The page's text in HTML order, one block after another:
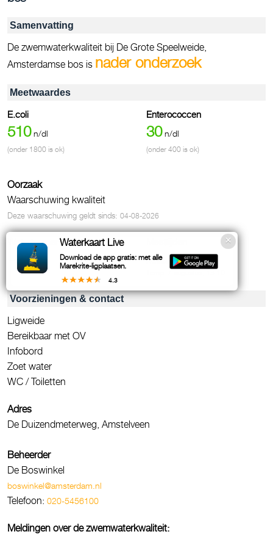
Samenvatting
De zwemwaterkwaliteit bij De Grote Speelweide,
Amsterdamse bos is nader onderzoek
Meetwaardes
E.coli
510 n/dl
(onder 1800 is ok)
Enterococcen
30 n/dl
(onder 400 is ok)
Oorzaak
Waarschuwing kwaliteit
Deze waarschuwing geldt sinds: 04-08-2026
Watertemperatuur
~23 °C
Kwaliteit: 20-07-2026
Voorzieningen & contact
Ligweide
Bereikbaar met OV
Infobord
Zoet water
WC / Toiletten
Adres
De Duizendmeterweg, Amstelveen
Beheerder
De Boswinkel
boswinkel@amsterdam.nl
Telefoon: 020-5456100
Meldingen over de zwemwaterkwaliteit:
Waterkaart Live
Download de app gratis: met alle
Marekrite-ligplaatsen.
4.3